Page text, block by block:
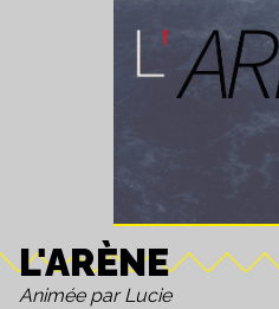
L'ARÈNE
Animée par Lucie